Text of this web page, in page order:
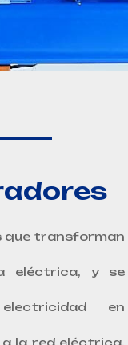
que transforman
eléctrica, y se
en
la red eléctrica.